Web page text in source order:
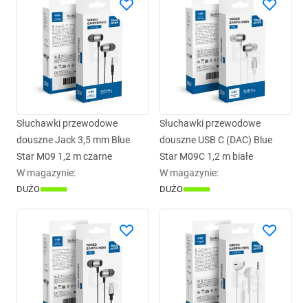
Słuchawki przewodowe
douszne Jack 3,5 mm Blue
Star M09 1,2 m czarne
W magazynie:
DUŻO
Słuchawki przewodowe
douszne USB C (DAC) Blue
Star M09C 1,2 m białe
W magazynie:
DUŻO